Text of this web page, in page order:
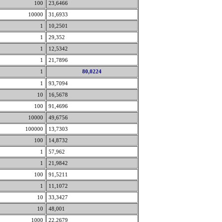
100
23,6466
10000
31,6933
1
10,2501
1
29,352
1
12,5342
1
21,7896
1
80,0224
1
93,7094
10
16,5678
100
91,4696
10000
49,6756
100000
13,7303
100
14,8732
1
57,962
1
21,9842
100
91,5211
1
11,1072
10
33,3427
10
48,001
1000
22,2679